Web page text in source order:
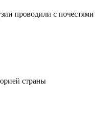
проводили с почестями
страны